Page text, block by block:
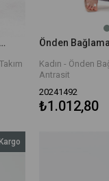
Pamuk Keten Şort Gömlek Kadın İkili Takım - Camel
Kadın - Önden
Antrasit
20241492
₺1.012,80